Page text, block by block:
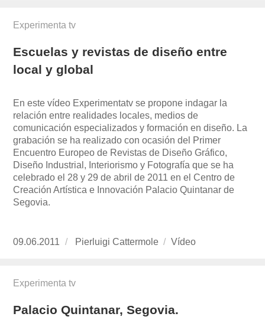
Experimenta tv
Escuelas y revistas de diseño entre
local y global
En este vídeo Experimentatv se propone indagar la
relación entre realidades locales, medios de
comunicación especializados y formación en diseño. La
grabación se ha realizado con ocasión del Primer
Encuentro Europeo de Revistas de Diseño Gráfico,
Diseño Industrial, Interiorismo y Fotografía que se ha
celebrado el 28 y 29 de abril de 2011 en el Centro de
Creación Artística e Innovación Palacio Quintanar de
Segovia.
Publicado
09.06.2011
https://www.experimenta.es/author/pierluigi-
Pierluigi Cattermole Formato
Vídeo
Experimenta tv
Palacio Quintanar, Segovia.